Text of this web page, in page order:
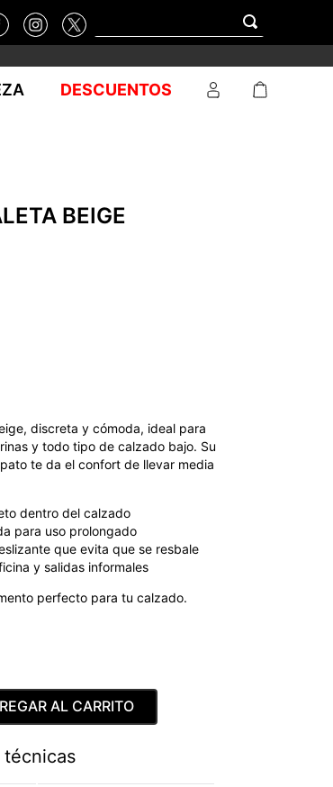
DESCUENTOS
BEIGE
discreta y cómoda, ideal para
y todo tipo de calzado bajo. Su
te da el confort de llevar media
dentro del calzado
para uso prolongado
que evita que se resbale
y salidas informales
perfecto para tu calzado.
AL CARRITO
técnicas